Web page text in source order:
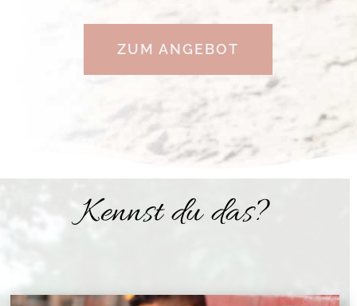
ZUM ANGEBOT
Kennst du das?